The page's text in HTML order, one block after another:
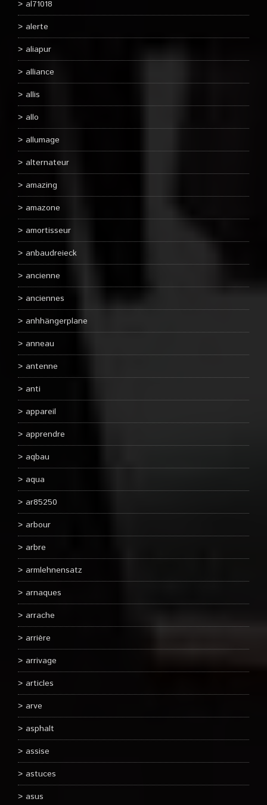
al71018
alerte
aliapur
alliance
allis
allo
allumage
alternateur
amazing
amazone
amortisseur
anbaudreieck
ancienne
anciennes
anhhängerplane
anneau
antenne
anti
appareil
apprendre
aqbau
aqua
ar85250
arbour
arbre
armlehnensatz
arnaques
arrache
arrière
arrivage
articles
arve
asphalt
assise
astuces
asus